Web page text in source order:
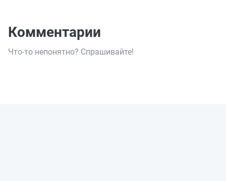
Комментарии
Что-то непонятно? Спрашивайте!